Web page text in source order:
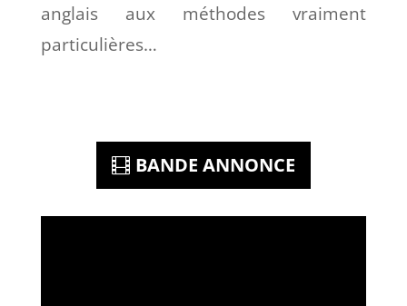
anglais aux méthodes vraiment
particulières…
BANDE ANNONCE